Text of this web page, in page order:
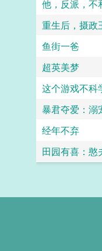
他，反派，不
重生后，摄政
鱼街一爸
超英美梦
这个游戏不科
暴君夺爱：溺
经年不弃
田园有喜：憨